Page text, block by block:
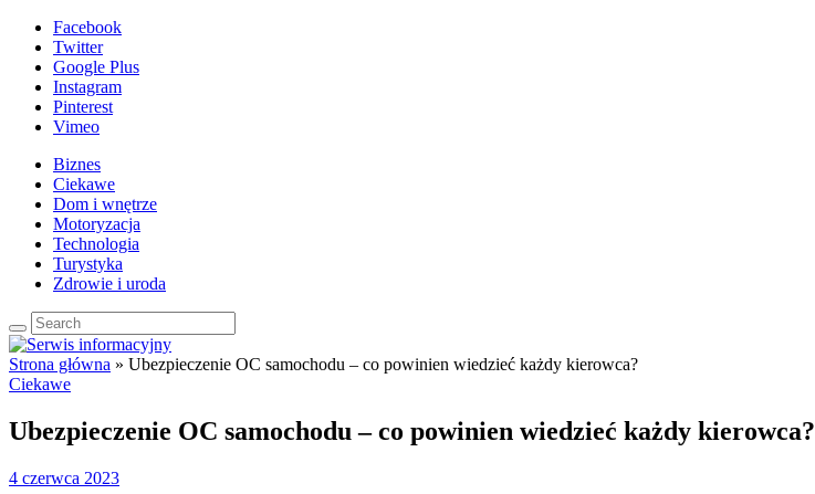
Facebook
Twitter
Google Plus
Instagram
Pinterest
Vimeo
Biznes
Ciekawe
Dom i wnętrze
Motoryzacja
Technologia
Turystyka
Zdrowie i uroda
Strona główna » Ubezpieczenie OC samochodu – co powinien wiedzieć każdy kierowca?
Ciekawe
Ubezpieczenie OC samochodu – co powinien wiedzieć każdy kierowca?
4 czerwca 2023